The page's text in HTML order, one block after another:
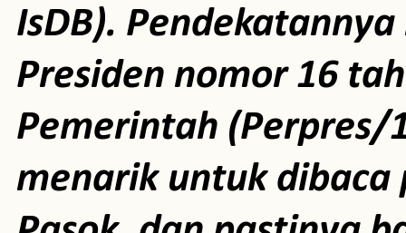
IsDB).
Presiden nomor 16
Pemerintah (Perpres/
menarik untuk dibaca